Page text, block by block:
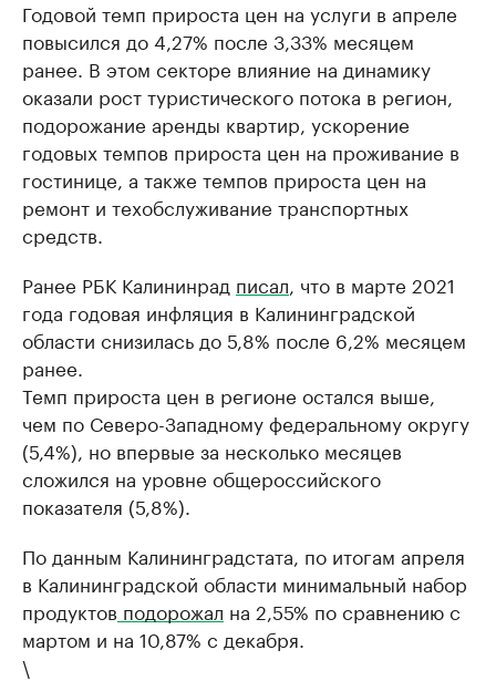
Годовой темп прироста цен на услуги в апреле
повысился до 4,27% после 3,33% месяцем
ранее. В этом секторе влияние на динамику
оказали рост туристического потока в регион,
подорожание аренды квартир, ускорение
годовых темпов прироста цен на проживание в
гостинице, а также темпов прироста цен на
ремонт и техобслуживание транспортных
средств.
Ранее РБК Калининрад писал , что в марте 2021
года годовая инфляция в Калининградской
области снизилась до 5,8% после 6,2% месяцем
ранее.
Темп прироста цен в регионе остался выше,
чем по Северо-Западному федеральному округу
(5,4%), но впервые за несколько месяцев
сложился на уровне общероссийского
показателя (5,8%).
По данным Калининградстата, по итогам апреля
в Калининградской области минимальный набор
продуктов подорожал на 2,55% по сравнению с
мартом и на 10,87% с декабря.
\